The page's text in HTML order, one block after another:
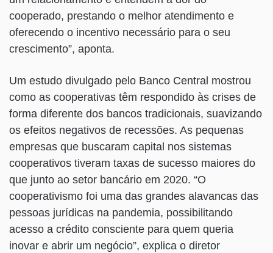
cooperado, prestando o melhor atendimento e
oferecendo o incentivo necessário para o seu
crescimento”, aponta.
Um estudo divulgado pelo Banco Central mostrou
como as cooperativas têm respondido às crises de
forma diferente dos bancos tradicionais, suavizando
os efeitos negativos de recessões. As pequenas
empresas que buscaram capital nos sistemas
cooperativos tiveram taxas de sucesso maiores do
que junto ao setor bancário em 2020. “O
cooperativismo foi uma das grandes alavancas das
pessoas jurídicas na pandemia, possibilitando
acesso a crédito consciente para quem queria
inovar e abrir um negócio”, explica o diretor